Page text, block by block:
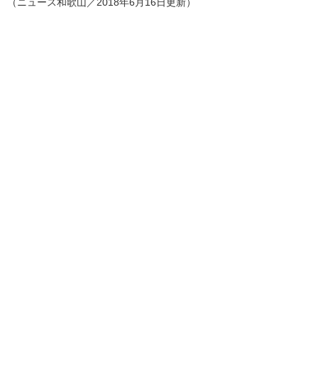
（ニュース和歌山／2018年6月16日更新）